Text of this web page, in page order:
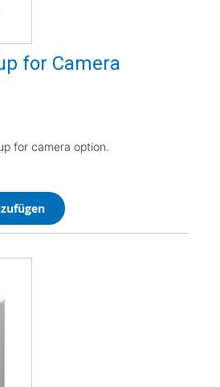
for Camera
for camera option.